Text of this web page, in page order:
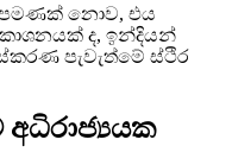
පමණක් නොව, එය
ද, ඉන්දියන්
පැවැත්මේ ස්ථිර